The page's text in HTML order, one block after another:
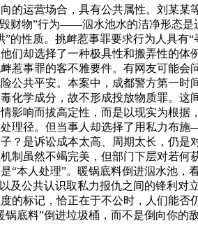
的运营场合，具有公共属性。刘某
财物”行为——泅水池水的洁净形态
的性质。挑衅惹事罪要求行为人具
们却选择了一种极具性和搬弄性的
惹事罪的客不雅要件。有网友可能
公共平安。本案中，成都警方第一
化学成分，故不形成投放物质罪。
响而拔高定性，而是以现实为根据
理径。但当事人却选择了用私力布
？是诉讼成本太高、周期太长，仍
制虽然不竭完美，但部门下层对若
“本人处理”。暖锅底料倒进泅水池
及公共认识取私力报仇之间的锋利
的标记，恰正在于不公时，人们能
锅底料”倒进垃圾桶，而不是倒向你